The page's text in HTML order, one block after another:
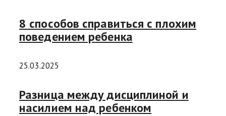
8 способов справиться с плохим
поведением ребенка
25.03.2025
Разница между дисциплиной и
насилием над ребенком